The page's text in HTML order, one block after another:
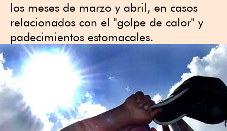
los meses de marzo y abril, en casos
relacionados con el "golpe de calor" y
padecimientos estomacales.